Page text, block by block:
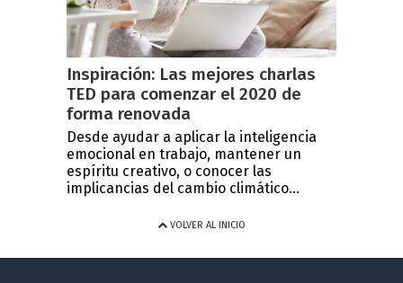
Inspiración: Las mejores charlas
TED para comenzar el 2020 de
forma renovada
Desde ayudar a aplicar la inteligencia
emocional en trabajo, mantener un
espíritu creativo, o conocer las
implicancias del cambio climático...
VOLVER AL INICIO